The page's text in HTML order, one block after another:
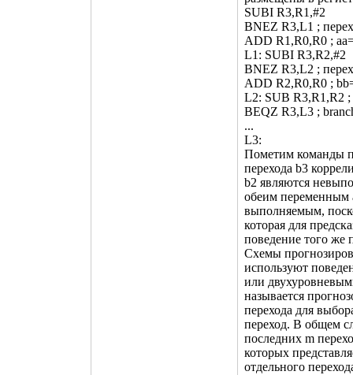
SUBI R3,R1,#2
BNEZ R3,L1 ;
ADD R1,R0,R0 ;
L1: SUBI R3,R2,#2
BNEZ R3,L2 ;
ADD R2,R0,R0 ;
L2: SUB R3,R1,R2 ;
BEQZ R3,L3 ;
...
L3:
Пометим команды
перехода b3
b2 являются
обеим переменным
выполняемым,
которая для
поведение того же
Схемы
используют
или
называется
перехода для
переход. В общем
последних m
которых
отдельного